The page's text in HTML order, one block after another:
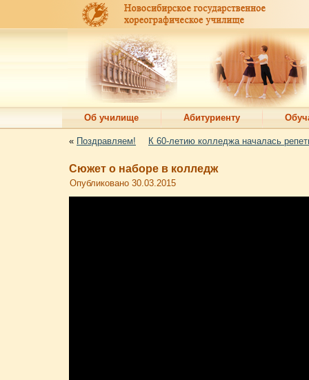
Об училище Абитуриенту
« Поздравляем! К 60-летию колледжа началась
Сюжет о наборе в колледж
Опубликовано 30.03.2015